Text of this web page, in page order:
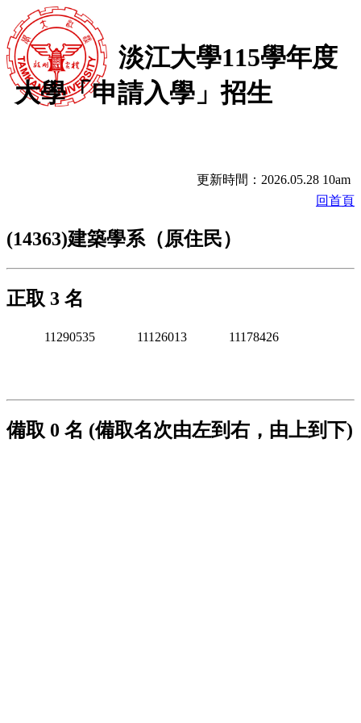
淡江大學115學年度
大學「申請入學」招生
更新時間：2026.05.28 10am
回首頁
(14363)建築學系（原住民）
正取 3 名
11290535 11126013 11178426
備取 0 名 (備取名次由左到右，由上到下)